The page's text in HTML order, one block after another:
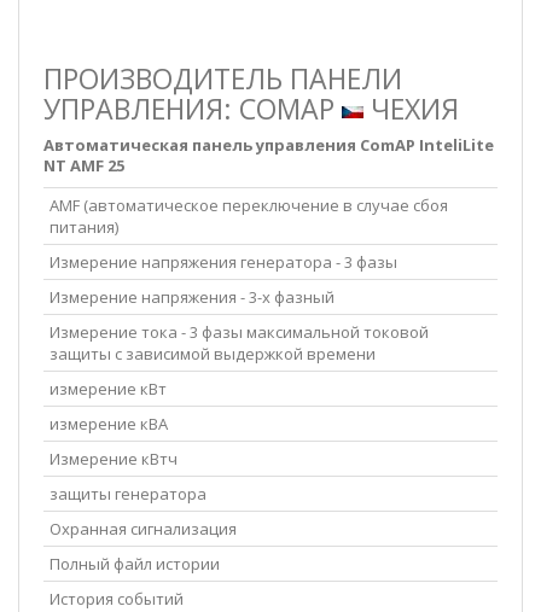
ПРОИЗВОДИТЕЛЬ ПАНЕЛИ
УПРАВЛЕНИЯ: COMAP ЧЕХИЯ
Автоматическая панель управления ComAP InteliLite
NT AMF 25
AMF (автоматическое переключение в случае сбоя
питания)
Измерение напряжения генератора - 3 фазы
Измерение напряжения - 3-х фазный
Измерение тока - 3 фазы максимальной токовой
защиты с зависимой выдержкой времени
измерение кВт
измерение кВА
Измерение кВтч
защиты генератора
Охранная сигнализация
Полный файл истории
История событий